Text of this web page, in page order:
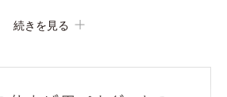
続きを見る